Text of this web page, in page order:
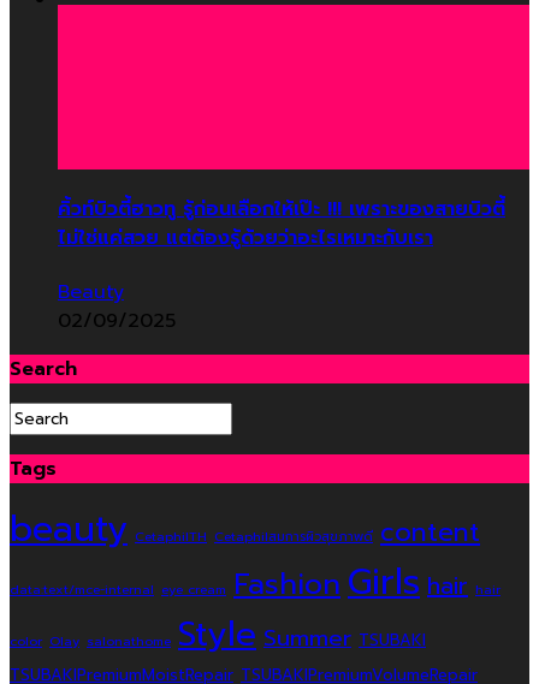
คิ้วท์บิวตี้ฮาวทู รู้ก่อนเลือกให้เป๊ะ !!! เพราะของสายบิวตี้
ไม่ใช่แค่สวย แต่ต้องรู้ด้วยว่าอะไรเหมาะกับเรา
Beauty
02/09/2025
Search
Tags
beauty CetaphilTH Cetaphilสมการผิวสุขภาพดี content
data:text/mce-internal eye cream FashionGirls hair hair
color Olay salonathome Style Summer TSUBAKI
TSUBAKIPremiumMoistRepair TSUBAKIPremiumVolumeRepair